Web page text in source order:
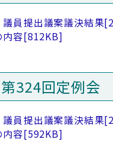
員提出議案議決結果
容[812KB]
324回定例会
員提出議案議決結果
容[592KB]